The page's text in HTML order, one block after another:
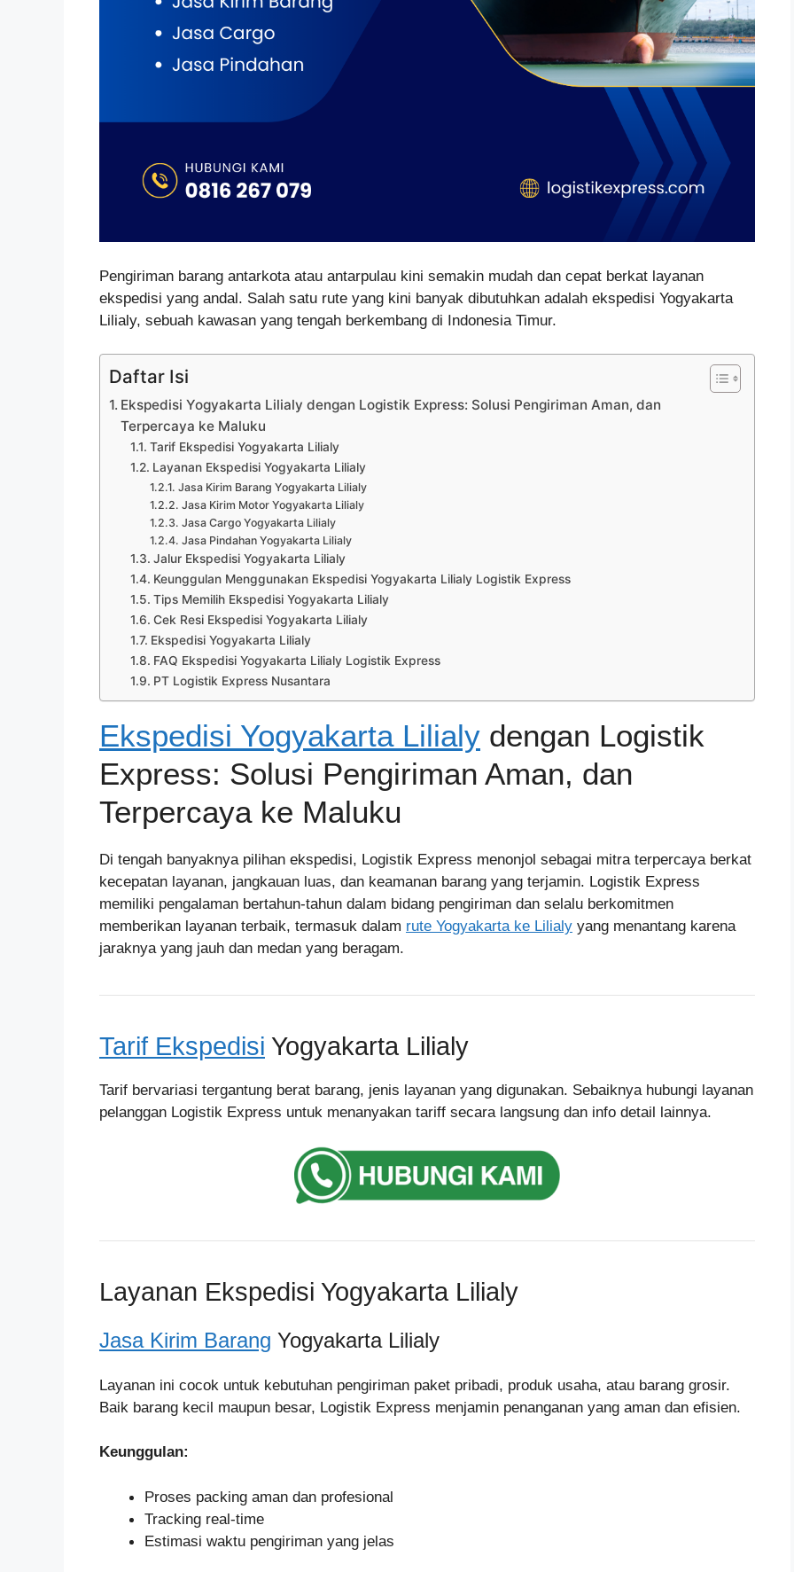
Pengiriman barang antarkota atau antarpulau kini semakin mudah dan cepat berkat layanan
ekspedisi yang andal. Salah satu rute yang kini banyak dibutuhkan adalah ekspedisi Yogyakarta
Lilialy, sebuah kawasan yang tengah berkembang di Indonesia Timur.
Daftar Isi
Ekspedisi Yogyakarta Lilialy dengan Logistik Express: Solusi Pengiriman Aman, dan
Terpercaya ke Maluku
Tarif Ekspedisi Yogyakarta Lilialy
Layanan Ekspedisi Yogyakarta Lilialy
Jasa Kirim Barang Yogyakarta Lilialy
Jasa Kirim Motor Yogyakarta Lilialy
Jasa Cargo Yogyakarta Lilialy
Jasa Pindahan Yogyakarta Lilialy
Jalur Ekspedisi Yogyakarta Lilialy
Keunggulan Menggunakan Ekspedisi Yogyakarta Lilialy Logistik Express
Tips Memilih Ekspedisi Yogyakarta Lilialy
Cek Resi Ekspedisi Yogyakarta Lilialy
Ekspedisi Yogyakarta Lilialy
FAQ Ekspedisi Yogyakarta Lilialy Logistik Express
PT Logistik Express Nusantara
Ekspedisi Yogyakarta Lilialy dengan Logistik
Express: Solusi Pengiriman Aman, dan
Terpercaya ke Maluku
Di tengah banyaknya pilihan ekspedisi, Logistik Express menonjol sebagai mitra terpercaya berkat
kecepatan layanan, jangkauan luas, dan keamanan barang yang terjamin. Logistik Express
memiliki pengalaman bertahun-tahun dalam bidang pengiriman dan selalu berkomitmen
memberikan layanan terbaik, termasuk dalam rute Yogyakarta ke Lilialy yang menantang karena
jaraknya yang jauh dan medan yang beragam.
Tarif Ekspedisi Yogyakarta Lilialy
Tarif bervariasi tergantung berat barang, jenis layanan yang digunakan. Sebaiknya hubungi layanan
pelanggan Logistik Express untuk menanyakan tariff secara langsung dan info detail lainnya.
Layanan Ekspedisi Yogyakarta Lilialy
Jasa Kirim Barang Yogyakarta Lilialy
Layanan ini cocok untuk kebutuhan pengiriman paket pribadi, produk usaha, atau barang grosir.
Baik barang kecil maupun besar, Logistik Express menjamin penanganan yang aman dan efisien.
Keunggulan:
Proses packing aman dan profesional
Tracking real-time
Estimasi waktu pengiriman yang jelas